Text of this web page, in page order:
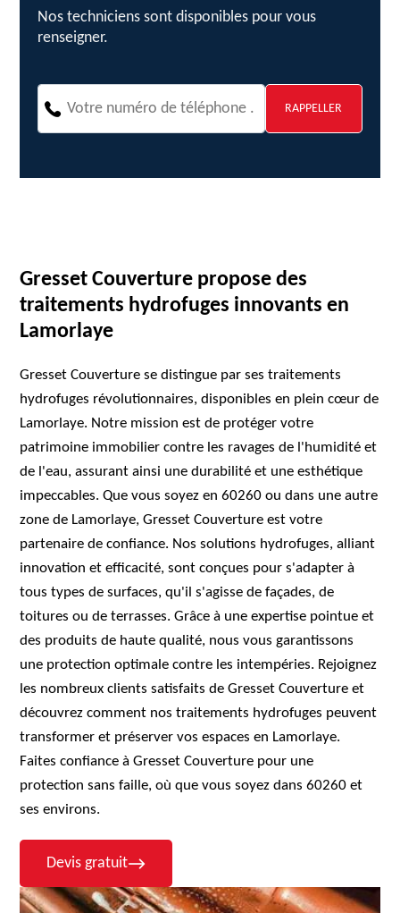
Nos techniciens sont disponibles pour vous
renseigner.
Gresset Couverture propose des
traitements hydrofuges innovants en
Lamorlaye
Gresset Couverture se distingue par ses traitements
hydrofuges révolutionnaires, disponibles en plein cœur de
Lamorlaye. Notre mission est de protéger votre
patrimoine immobilier contre les ravages de l'humidité et
de l'eau, assurant ainsi une durabilité et une esthétique
impeccables. Que vous soyez en 60260 ou dans une autre
zone de Lamorlaye, Gresset Couverture est votre
partenaire de confiance. Nos solutions hydrofuges, alliant
innovation et efficacité, sont conçues pour s'adapter à
tous types de surfaces, qu'il s'agisse de façades, de
toitures ou de terrasses. Grâce à une expertise pointue et
des produits de haute qualité, nous vous garantissons
une protection optimale contre les intempéries. Rejoignez
les nombreux clients satisfaits de Gresset Couverture et
découvrez comment nos traitements hydrofuges peuvent
transformer et préserver vos espaces en Lamorlaye.
Faites confiance à Gresset Couverture pour une
protection sans faille, où que vous soyez dans 60260 et
ses environs.
Devis gratuit